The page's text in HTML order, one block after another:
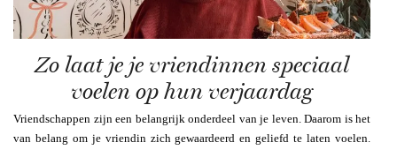
Zo laat je je vriendinnen speciaal
voelen op hun verjaardag
Vriendschappen zijn een belangrijk onderdeel van je leven. Daarom is het
van belang om je vriendin zich gewaardeerd en geliefd te laten voelen.